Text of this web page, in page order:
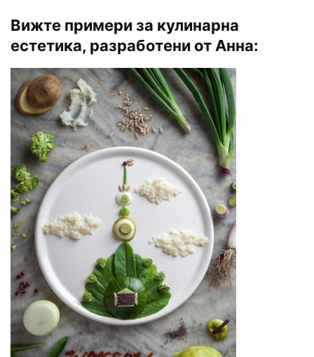
Вижте примери за кулинарна
естетика, разработени от Анна: